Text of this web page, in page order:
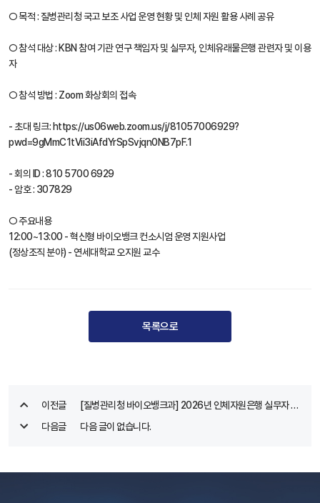
○ 목적 : 질병관리청 국고 보조 사업 운영 현황 및 인체 자원 활용 사례 공유
○ 참석 대상 : KBN 참여 기관 연구 책임자 및 실무자, 인체유래물은행 관련자 및 이용
자
○ 참석 방법 : Zoom 화상회의 접속
- 초대 링크: https://us06web.zoom.us/j/81057006929?
pwd=9gMmC1tVii3iAfdYrSpSvjqn0NB7pF.1
- 회의 ID : 810 5700 6929
- 암호 : 307829
○ 주요내용
12:00~13:00 - 혁신형 바이오뱅크 컨소시엄 운영 지원사업
(정상조직 분야) - 연세대학교 오지원 교수
목록으로
이전글
[질병관리청 바이오뱅크과] 2026년 인체자원은행 실무자 교
육 일정
다음글 다음 글이 없습니다.